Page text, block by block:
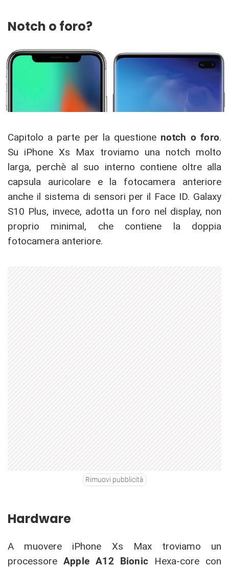
Notch o foro?
Capitolo a parte per la questione notch o foro.
Su iPhone Xs Max troviamo una notch molto
larga, perchè al suo interno contiene oltre alla
capsula auricolare e la fotocamera anteriore
anche il sistema di sensori per il Face ID. Galaxy
S10 Plus, invece, adotta un foro nel display, non
proprio minimal, che contiene la doppia
fotocamera anteriore.
Rimuovi pubblicità
Hardware
A muovere iPhone Xs Max troviamo un
processore Apple A12 Bionic Hexa-core con